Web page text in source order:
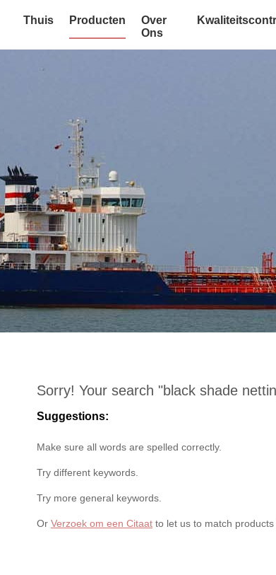
Thuis Producten
Over
Ons
Sorry! Your search "black shade
Suggestions:
Make sure all words are spelled correctly.
Try different keywords.
Try more general keywords.
Or Verzoek om een Citaat to let us to match products